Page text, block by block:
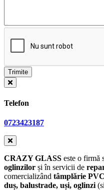
Telefon
0723423187
CRAZY GLASS este o firmă
oglinzilor și în servicii de
comercializând tâmplărie PVC
duș, balustrade, uși, oglinzi